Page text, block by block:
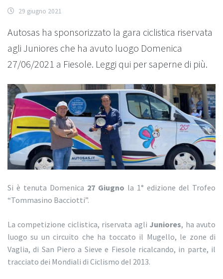
29 giugno 2021
Autosas ha sponsorizzato la gara ciclistica riservata
agli Juniores che ha avuto luogo Domenica
27/06/2021 a Fiesole. Leggi qui per saperne di più.
Si è tenuta Domenica 27 Giugno la 1° edizione del Trofeo
“Tommasino Bacciotti”.
La competizione ciclistica, riservata agli Juniores, ha avuto
luogo su un circuito che ha toccato il Mugello, le zone di
Vaglia, di San Piero a Sieve e Fiesole ricalcando, in parte, il
tracciato dei Mondiali di Ciclismo del 2013.